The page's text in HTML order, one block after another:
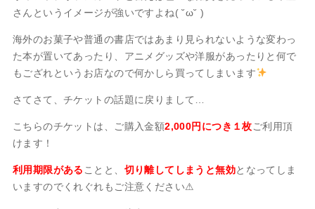
さんというイメージが強いですよね( ˘ω˘ )
海外のお菓子や普通の書店ではあまり見られないような変わっ
た本が置いてあったり、アニメグッズや洋服があったりと何で
もござれというお店なので何かしら買ってしまいます
さてさて、チケットの話題に戻りまして…
こちらのチケットは、ご購入金額2,000円につき１枚ご利用頂
けます！
利用期限がある ことと、 切り離してしまうと無効となってしま
いますのでくれぐれもご注意ください⚠